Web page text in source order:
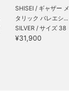
SHISEI / ギャザー メ
タリック バレエシ...
SILVER / サイズ 38
¥31,900